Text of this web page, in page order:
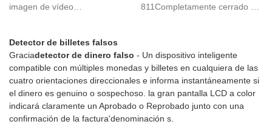
Detector de billetes falsos
Graciadetector de dinero falso - Un dispositivo inteligente
compatible con múltiples monedas y billetes en cualquiera de las
cuatro orientaciones direccionales e informa instantáneamente si
el dinero es genuino o sospechoso. la gran pantalla LCD a color
indicará claramente un Aprobado o Reprobado junto con una
confirmación de la factura'denominación s.
multifuncionales LCD
imagen de vídeo
detector de efectivo Hunter
200 combina un gran conjunto
de funciones en un dispositivo
único. Este detector garantiza
una autenticación de nivel
experto de billetes y
documentos al verificar
811Completamente cerrado &
incorporado con adaptador de
12VDiseño compacto para
papel de 50 mm